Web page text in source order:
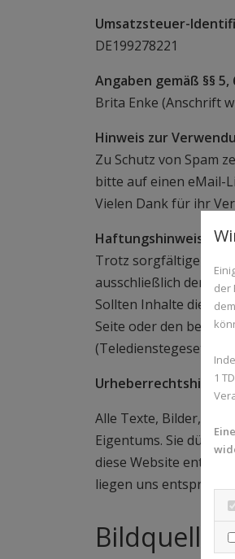
Umsatzsteuer-
DE199278221
Angaben gemäß §§ 5,
Brita Enke (Anschrift
Hinweis zur
Zu Schutz von Spam
bitte auf einen eMail-
Vielen Dank für ihr
Haftungshinweis:
Trotz sorgfältiger
ausschließlich deren
Sollten Inhalte dieser
Seite oder den
(Teledienstegesetz).
Alle Texte, Bilder,
Eigentums. Sie
diese Website
liegen uns
Bildquellen
der
1